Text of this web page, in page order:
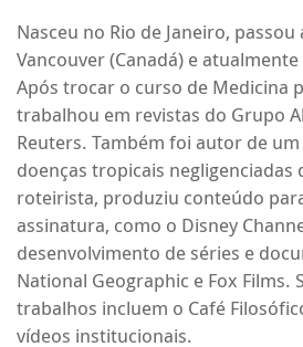
Nasceu no Rio de Janeiro,
Vancouver (Canadá) e
Após trocar o curso de Medicina
trabalhou em revistas do Grupo
Reuters. Também foi autor de
doenças tropicais negligenciadas
roteirista, produziu conteúdo
assinatura, como o Disney
desenvolvimento de séries e
National Geographic e Fox Films.
trabalhos incluem o Café
vídeos institucionais.